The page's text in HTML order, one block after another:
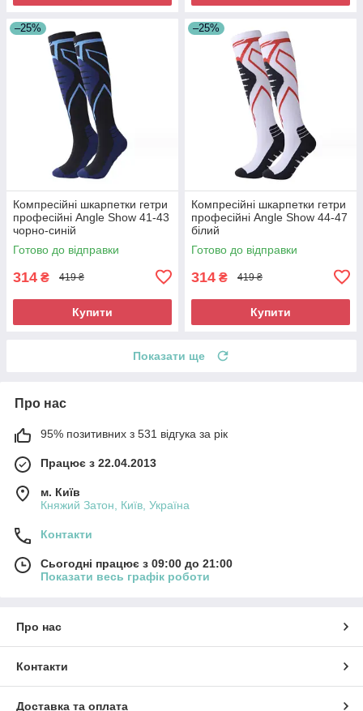
–25%
Компресійні шкарпетки гетри
професійні Angle Show 41-43
чорно-синій
Готово до відправки
314 ₴ 419 ₴
Купити
–25%
Компресійні шкарпетки гетри
професійні Angle Show 44-47
білий
Готово до відправки
314 ₴ 419 ₴
Купити
Показати ще
Про нас
95% позитивних з 531 відгука за рік
Працює з 22.04.2013
м. Київ
Княжий Затон, Київ, Україна
Контакти
Сьогодні працює з 09:00 до 21:00
Показати весь графік роботи
Про нас
Контакти
Доставка та оплата